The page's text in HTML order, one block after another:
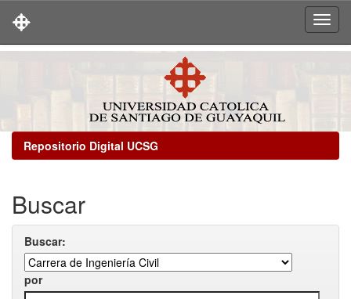
Repositorio Digital UCSG
Buscar
Buscar:
por